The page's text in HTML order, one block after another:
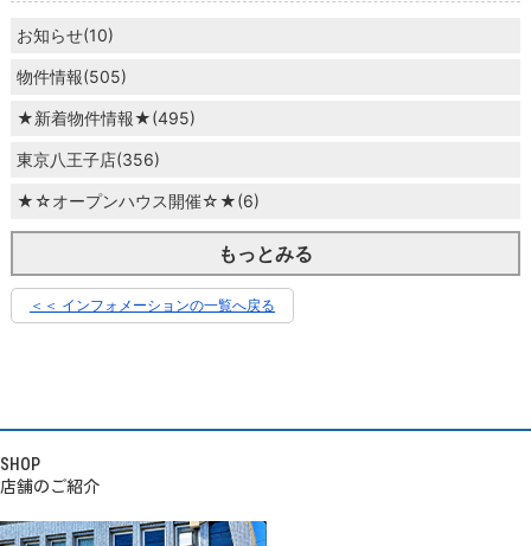
お知らせ(10)
物件情報(505)
★新着物件情報★(495)
東京八王子店(356)
★☆オープンハウス開催☆★(6)
もっとみる
＜＜ インフォメーションの一覧へ戻る
SHOP
店舗のご紹介